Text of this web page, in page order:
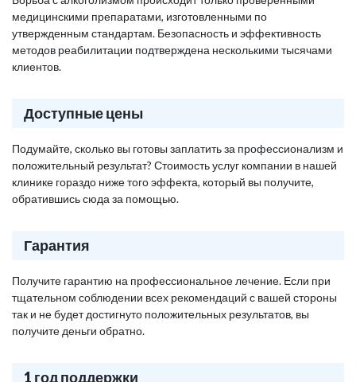
медицинскими препаратами, изготовленными по
утвержденным стандартам. Безопасность и эффективность
методов реабилитации подтверждена несколькими тысячами
клиентов.
Доступные цены
Подумайте, сколько вы готовы заплатить за профессионализм и
положительный результат? Стоимость услуг компании в нашей
клинике гораздо ниже того эффекта, который вы получите,
обратившись сюда за помощью.
Гарантия
Получите гарантию на профессиональное лечение. Если при
тщательном соблюдении всех рекомендаций с вашей стороны
так и не будет достигнуто положительных результатов, вы
получите деньги обратно.
1 год поддержки